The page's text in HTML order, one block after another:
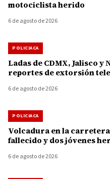
motociclista herido
6 de agosto de 2026
POLICIACA
Ladas de CDMX, Jalisco
reportes de extorsión
6 de agosto de 2026
POLICIACA
Volcadura en la
fallecido y dos jóvenes
6 de agosto de 2026